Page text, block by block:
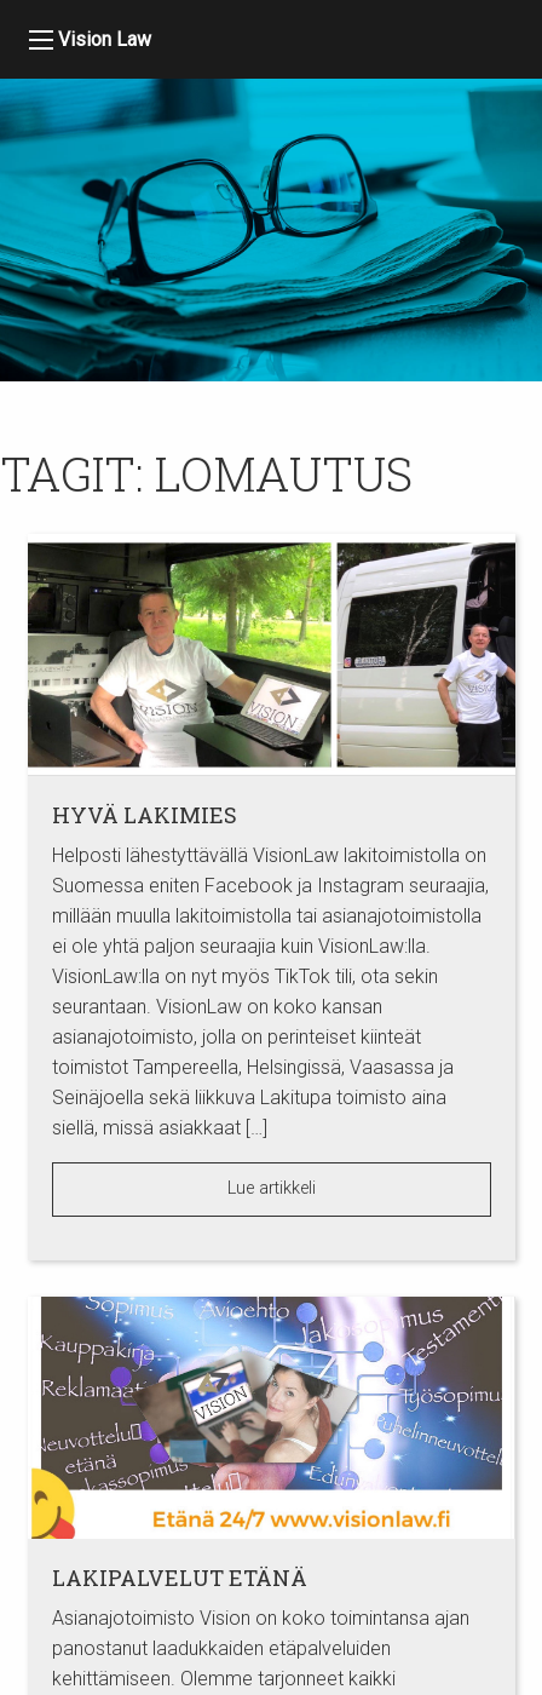
Vision Law
TAGIT: LOMAUTUS
HYVÄ LAKIMIES
Helposti lähestyttävällä VisionLaw lakitoimistolla on
Suomessa eniten Facebook ja Instagram seuraajia,
millään muulla lakitoimistolla tai asianajotoimistolla
ei ole yhtä paljon seuraajia kuin VisionLaw:lla.
VisionLaw:lla on nyt myös TikTok tili, ota sekin
seurantaan. VisionLaw on koko kansan
asianajotoimisto, jolla on perinteiset kiinteät
toimistot Tampereella, Helsingissä, Vaasassa ja
Seinäjoella sekä liikkuva Lakitupa toimisto aina
siellä, missä asiakkaat […]
Lue artikkeli
LAKIPALVELUT ETÄNÄ
Asianajotoimisto Vision on koko toimintansa ajan
panostanut laadukkaiden etäpalveluiden
kehittämiseen. Olemme tarjonneet kaikki